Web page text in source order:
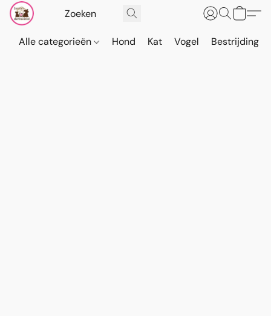
Alle categorieën Hond Kat Vogel Bestrijding